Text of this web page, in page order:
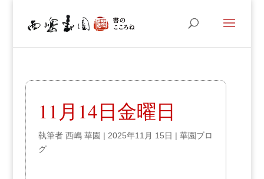
11月14日金曜日
執筆者 西嶋 華園 | 2025年11月 15日 | 華園ブロ
グ